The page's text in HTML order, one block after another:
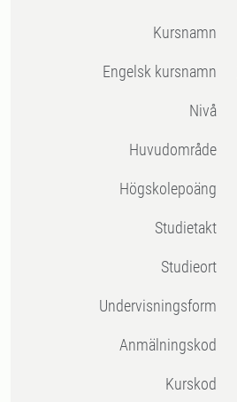
Kursnamn
Engelsk kursnamn
Nivå
Huvudområde
högskolepoäng
Studietakt
Studieort
Undervisningsform
Anmälningskod
Kurskod